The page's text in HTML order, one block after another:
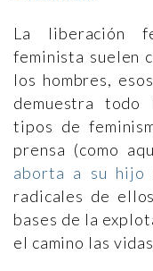
La liberación
feminista suelen
los hombres,
demuestra todo
tipos de
prensa (como
aborta a su hijo
radicales de
bases de la
el camino las